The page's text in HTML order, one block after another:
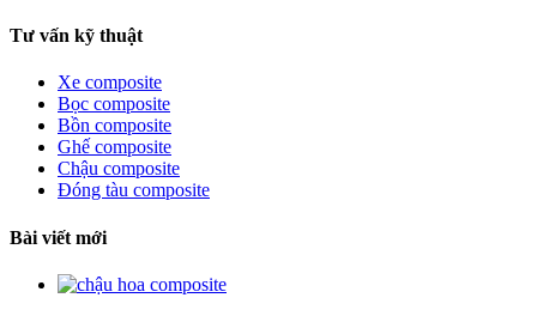
Tư vấn kỹ thuật
Xe composite
Bọc composite
Bồn composite
Ghế composite
Chậu composite
Đóng tàu composite
Bài viết mới